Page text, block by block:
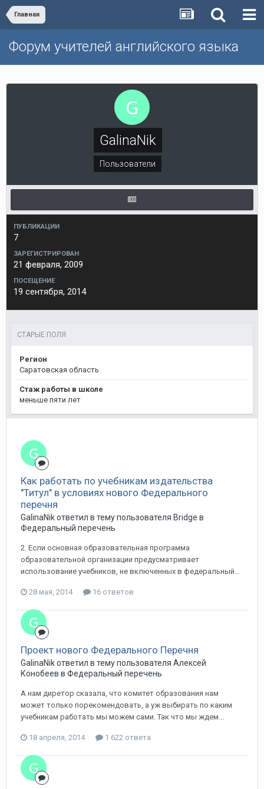
Главная
Форум учителей английского языка
GalinaNik
Пользователи
ПУБЛИКАЦИИ
7
ЗАРЕГИСТРИРОВАН
21 февраля, 2009
ПОСЕЩЕНИЕ
19 сентября, 2014
СТАРЫЕ ПОЛЯ
Регион
Саратовская область
Стаж работы в школе
меньше пяти лет
Как работать по учебникам издательства
"Титул" в условиях нового Федерального
перечня
GalinaNik ответил в тему пользователя Bridge в
Федеральный перечень
2. Если основная образовательная программа
образовательной организации предусматривает
использование учебников, не включенных в федеральный...
28 мая, 2014 16 ответов
Проект нового Федерального Перечня
GalinaNik ответил в тему пользователя Алексей
Конобеев в Федеральный перечень
А нам диретор сказала, что комитет образования нам
может только порекомендовать, а уж выбирать по каким
учебникам работать мы можем сами. Так что мы ждем...
18 апреля, 2014 1 622 ответа